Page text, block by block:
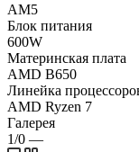
AM5
Блок питания
600W
Материнская плата
AMD B650
Линейка
AMD Ryzen 7
Галерея
1/0 —